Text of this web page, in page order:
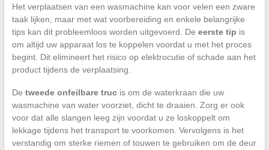
Het verplaatsen van een wasmachine kan voor velen een zware
taak lijken, maar met wat voorbereiding en enkele belangrijke
tips kan dit probleemloos worden uitgevoerd. De eerste tip is
om altijd uw apparaat los te koppelen voordat u met het proces
begint. Dit elimineert het risico op elektrocutie of schade aan het
product tijdens de verplaatsing.
De tweede onfeilbare trucis om de waterkraan die uw
wasmachine van water voorziet, dicht te draaien. Zorg er ook
voor dat alle slangen leeg zijn voordat u ze loskoppelt om
lekkage tijdens het transport te voorkomen. Vervolgens is het
verstandig om sterke riemen of touwen te gebruiken om de deur